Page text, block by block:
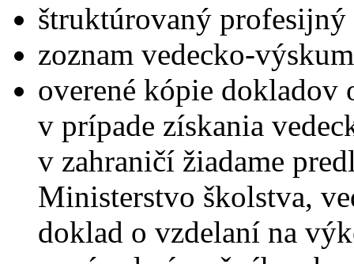
štruktúrovaný
zoznam vedecko-
overené kópie dokladov
v prípade získania
v zahraničí žiadame
Ministerstvo školstva,
doklad o vzdelaní na